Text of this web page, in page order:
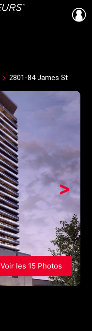
2801-84 James St
>
Voir les 15 Photos